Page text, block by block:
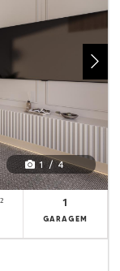
1 / 4
1
GARAGEM